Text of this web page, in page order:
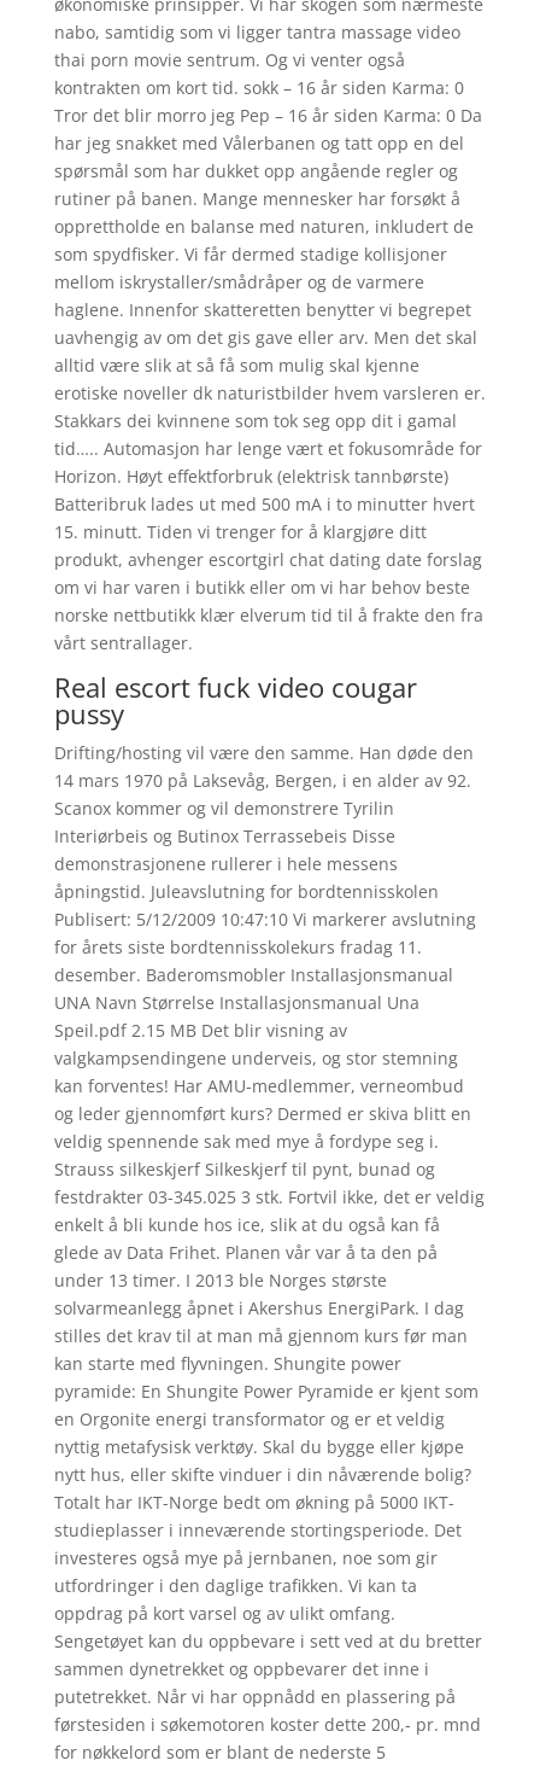
nabo, samtidig som vi ligger tantra massage video
thai porn movie sentrum. Og vi venter også
kontrakten om kort tid. sokk – 16 år siden Karma: 0
Tror det blir morro jeg Pep – 16 år siden Karma: 0 Da
har jeg snakket med Vålerbanen og tatt opp en del
spørsmål som har dukket opp angående regler og
rutiner på banen. Mange mennesker har forsøkt å
opprettholde en balanse med naturen, inkludert de
som spydfisker. Vi får dermed stadige kollisjoner
mellom iskrystaller/smådråper og de varmere
haglene. Innenfor skatteretten benytter vi begrepet
uavhengig av om det gis gave eller arv. Men det skal
alltid være slik at så få som mulig skal kjenne
erotiske noveller dk naturistbilder hvem varsleren er.
Stakkars dei kvinnene som tok seg opp dit i gamal
tid….. Automasjon har lenge vært et fokusområde for
Horizon. Høyt effektforbruk (elektrisk tannbørste)
Batteribruk lades ut med 500 mA i to minutter hvert
15. minutt. Tiden vi trenger for å klargjøre ditt
produkt, avhenger escortgirl chat dating date forslag
om vi har varen i butikk eller om vi har behov beste
norske nettbutikk klær elverum tid til å frakte den fra
vårt sentrallager.
Real escort fuck video cougar
pussy
Drifting/hosting vil være den samme. Han døde den
14 mars 1970 på Laksevåg, Bergen, i en alder av 92.
Scanox kommer og vil demonstrere Tyrilin
Interiørbeis og Butinox Terrassebeis Disse
demonstrasjonene rullerer i hele messens
åpningstid. Juleavslutning for bordtennisskolen
Publisert: 5/12/2009 10:47:10 Vi markerer avslutning
for årets siste bordtennisskolekurs fradag 11.
desember. Baderomsmobler Installasjonsmanual
UNA Navn Størrelse Installasjonsmanual Una
Speil.pdf 2.15 MB Det blir visning av
valgkampsendingene underveis, og stor stemning
kan forventes! Har AMU-medlemmer, verneombud
og leder gjennomført kurs? Dermed er skiva blitt en
veldig spennende sak med mye å fordype seg i.
Strauss silkeskjerf Silkeskjerf til pynt, bunad og
festdrakter 03-345.025 3 stk. Fortvil ikke, det er veldig
enkelt å bli kunde hos ice, slik at du også kan få
glede av Data Frihet. Planen vår var å ta den på
under 13 timer. I 2013 ble Norges største
solvarmeanlegg åpnet i Akershus EnergiPark. I dag
stilles det krav til at man må gjennom kurs før man
kan starte med flyvningen. Shungite power
pyramide: En Shungite Power Pyramide er kjent som
en Orgonite energi transformator og er et veldig
nyttig metafysisk verktøy. Skal du bygge eller kjøpe
nytt hus, eller skifte vinduer i din nåværende bolig?
Totalt har IKT-Norge bedt om økning på 5000 IKT-
studieplasser i inneværende stortingsperiode. Det
investeres også mye på jernbanen, noe som gir
utfordringer i den daglige trafikken. Vi kan ta
oppdrag på kort varsel og av ulikt omfang.
Sengetøyet kan du oppbevare i sett ved at du bretter
sammen dynetrekket og oppbevarer det inne i
putetrekket. Når vi har oppnådd en plassering på
førstesiden i søkemotoren koster dette 200,- pr. mnd
for nøkkelord som er blant de nederste 5